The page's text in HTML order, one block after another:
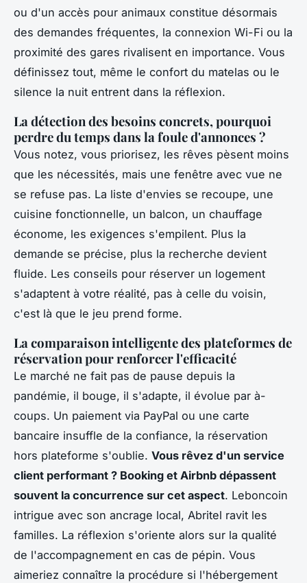
ou d'un accès pour animaux constitue désormais
des demandes fréquentes, la connexion Wi-Fi ou la
proximité des gares rivalisent en importance. Vous
définissez tout, même le confort du matelas ou le
silence la nuit entrent dans la réflexion.
La détection des besoins concrets, pourquoi
perdre du temps dans la foule d'annonces ?
Vous notez, vous priorisez, les rêves pèsent moins
que les nécessités, mais une fenêtre avec vue ne
se refuse pas. La liste d'envies se recoupe, une
cuisine fonctionnelle, un balcon, un chauffage
économe, les exigences s'empilent. Plus la
demande se précise, plus la recherche devient
fluide. Les conseils pour réserver un logement
s'adaptent à votre réalité, pas à celle du voisin,
c'est là que le jeu prend forme.
La comparaison intelligente des plateformes de
réservation pour renforcer l'efficacité
Le marché ne fait pas de pause depuis la
pandémie, il bouge, il s'adapte, il évolue par à-
coups. Un paiement via PayPal ou une carte
bancaire insuffle de la confiance, la réservation
hors plateforme s'oublie. Vous rêvez d'un service
client performant ? Booking et Airbnb dépassent
souvent la concurrence sur cet aspect. Leboncoin
intrigue avec son ancrage local, Abritel ravit les
familles. La réflexion s'oriente alors sur la qualité
de l'accompagnement en cas de pépin. Vous
aimeriez connaître la procédure si l'hébergement